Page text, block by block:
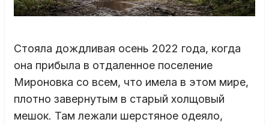
Стояла дождливая осень 2022 года, когда
она прибыла в отдаленное поселение
Мироновка со всем, что имела в этом мире,
плотно завернутым в старый холщовый
мешок. Там лежали шерстяное одеяло,